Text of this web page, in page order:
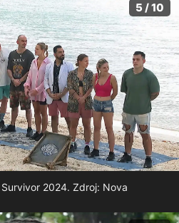
5 / 10
2024. Zdroj: Nova